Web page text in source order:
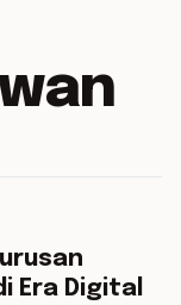
Era Digital